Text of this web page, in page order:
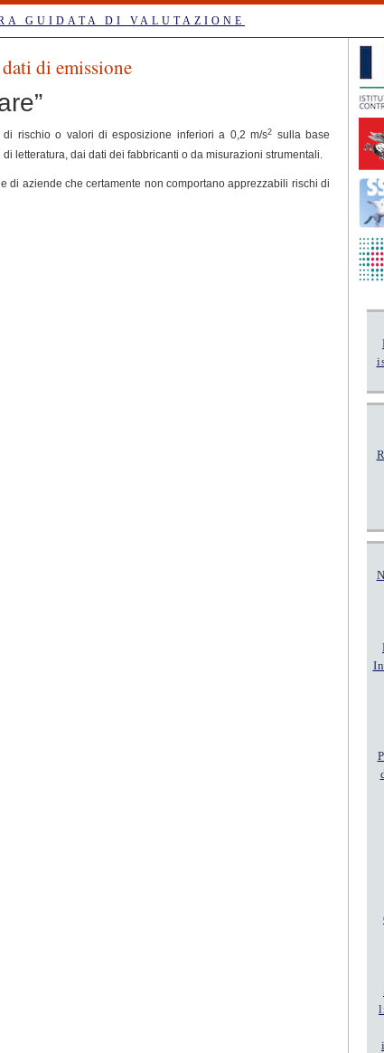
GUIDATA DI VALUTAZIONE
di emissione
rischio o valori di esposizione inferiori a 0,2 m/s2 sulla base
letteratura, dai dati dei fabbricanti o da misurazioni strumentali.
di aziende che certamente non comportano apprezzabili rischi di